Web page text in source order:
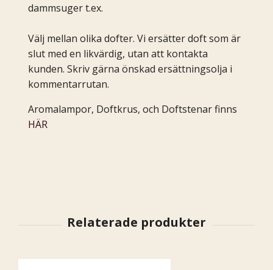
dammsuger t.ex.
Välj mellan olika dofter. Vi ersätter doft som är
slut med en likvärdig, utan att kontakta
kunden. Skriv gärna önskad ersättningsolja i
kommentarrutan.
Aromalampor, Doftkrus, och Doftstenar finns
HÄR